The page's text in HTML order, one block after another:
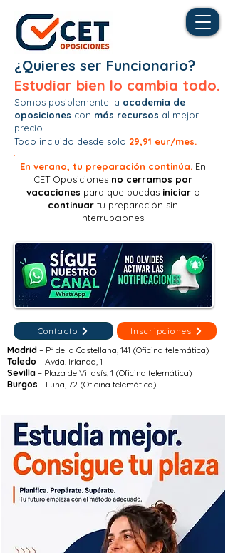
¿Quieres ser Funcionario?
Estudiar bien lo cambia todo.
Somos posiblemente la academia de
oposiciones con más recursos al mejor
precio.
Todo incluido desde solo 29,91 eur/mes.
En verano, tu preparación continúa. En
CET Oposiciones no cerramos por
vacaciones para que puedas iniciar o
continuar tu preparación sin
interrupciones.
Contacto
Inscripciones
Madrid – Pº de la Castellana, 141 (Oficina telemática)
Toledo – Avda. Irlanda, 1
Sevilla – Plaza de Villasís, 1 (Oficina telemática)
Burgos - Luna, 72 (Oficina telemática)